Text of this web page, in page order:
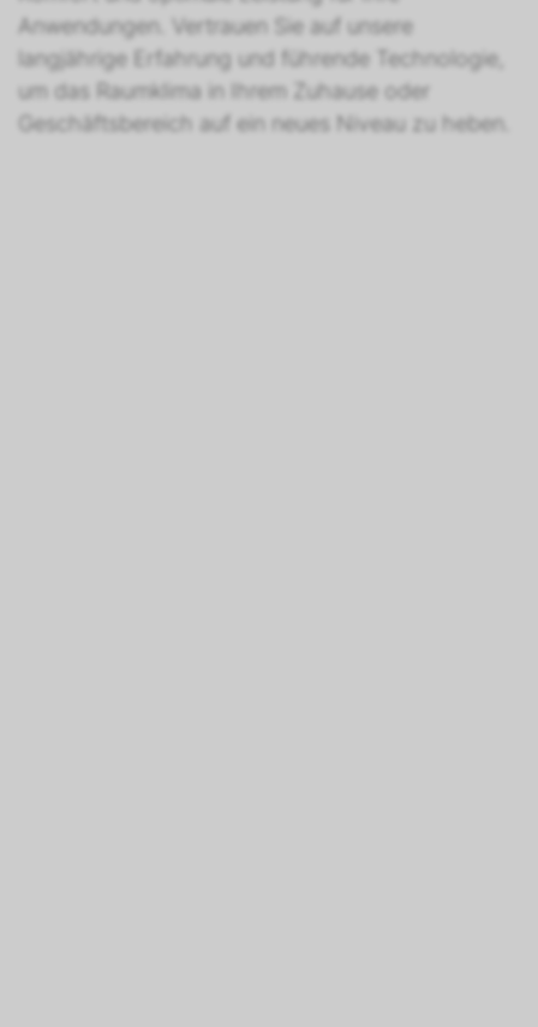
Anwendungen. Vertrauen Sie auf unsere
langjährige Erfahrung und führende Technologie,
um das Raumklima in Ihrem Zuhause oder
Geschäftsbereich auf ein neues Niveau zu heben.